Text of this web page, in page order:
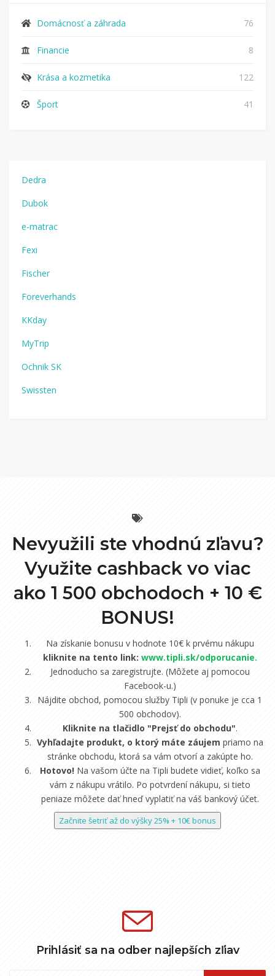
Domácnosť a záhrada 76
Financie 8
Krása a kozmetika 122
Šport 41
Dedra
Dubok
e-matrac
Fexi
Fischer
Foreverhands
KKday
MyTrip
Ochnik SK
Swissten
Nevyužili ste vhodnú zľavu?
Využite cashback vo viac
ako 1 500 obchodoch + 10 €
BONUS!
Na získanie bonusu v hodnote 10€ k prvému nákupu
kliknite na tento link: www.tipli.sk/odporucanie.
Jednoducho sa zaregistrujte. (Môžete aj pomocou
Facebook-u.)
Nájdite obchod, pomocou služby Tipli (v ponuke je cca 1
500 obchodov).
Kliknite na tlačidlo "Prejsť do obchodu".
Vyhľadajte produkt, o ktorý máte záujem priamo na
stránke obchodu, ktorá sa vám otvorí a zakúpte ho.
Hotovo! Na vašom účte na Tipli budete vidieť, koľko sa
vám z nákupu vrátilo. Po potvrdení nákupu, si tieto
peniaze môžete dať hneď vyplatiť na váš bankový účet.
Začnite šetriť až do výšky 25% + 10€ bonus
Prihlásiť sa na odber najlepších zľiav